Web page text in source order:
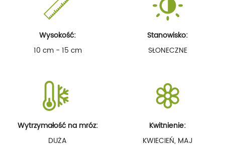
Wysokość:
10 cm - 15 cm
Stanowisko:
SŁONECZNE
Wytrzymałość na mróz:
DUŻA
Kwitnienie:
KWIECIEŃ, MAJ